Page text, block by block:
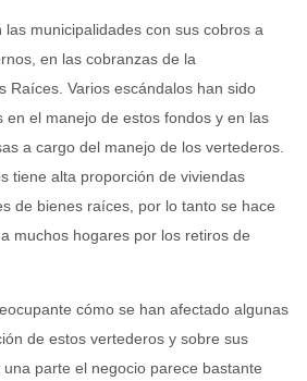
municipalidades con sus cobros a
en las cobranzas de la
Raíces. Varios escándalos han sido
en el manejo de estos fondos y en las
a cargo del manejo de los vertederos.
tiene alta proporción de viviendas
de bienes raíces, por lo tanto se hace
muchos hogares por los retiros de
cómo se han afectado algunas
de estos vertederos y sobre sus
parte el negocio parece bastante